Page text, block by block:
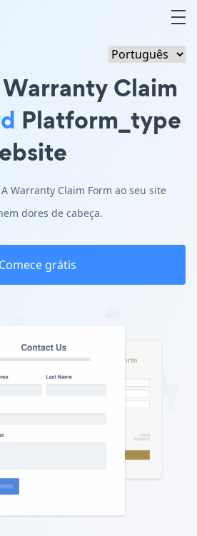
Claim
Platform_type
Warranty Claim Form ao seu site
dores de cabeça.
Comece grátis